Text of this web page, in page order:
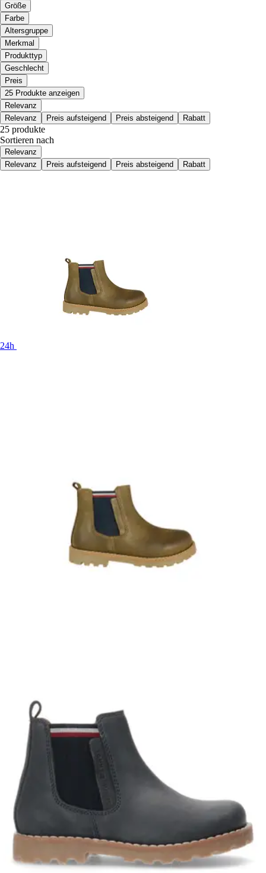
Größe
Farbe
Altersgruppe
Merkmal
Produkttyp
Geschlecht
Preis
25 Produkte anzeigen
Relevanz
Relevanz
Preis aufsteigend Preis absteigend Rabatt
25 produkte
Sortieren nach
Relevanz
Relevanz
Preis aufsteigend Preis absteigend Rabatt
24h